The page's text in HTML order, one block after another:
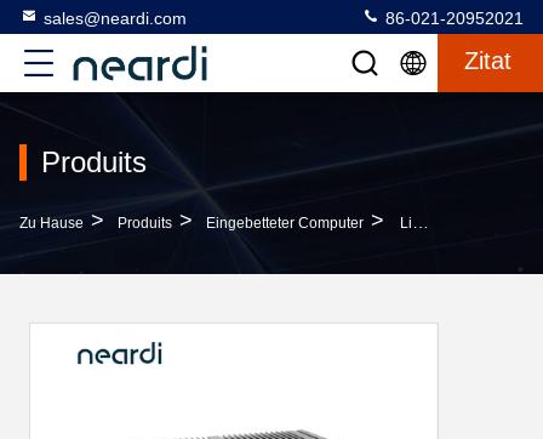
sales@neardi.com 86-021-20952021
Zitat
Produits
Zu Hause > Produits > Eingebetteter Computer > Linux LPA3568 Kompakt Eingebettete PCs Box RK3568 Fanless Computer 16 GB